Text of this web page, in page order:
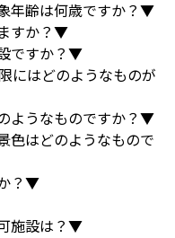
年齢は何歳ですか？▼
すか？▼
ですか？▼
にはどのようなものが
ようなものですか？▼
色はどのようなもので
？▼
施設は？▼